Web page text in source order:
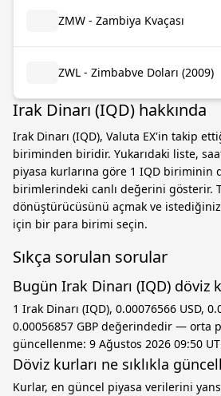
ZMW - Zambiya Kvaçası
ZWL - Zimbabve Doları (2009)
Irak Dinarı (IQD) hakkında
Irak Dinarı (IQD), Valuta EX'in takip
biriminden biridir. Yukarıdaki liste,
piyasa kurlarına göre 1 IQD biriminin
birimlerindeki canlı değerini gösterir.
dönüştürücüsünü açmak ve
için bir para birimi seçin.
Sıkça sorulan sorular
Bugün Irak Dinarı (IQD) döviz
1 Irak Dinarı (IQD), 0.00076566 USD,
0.00056857 GBP değerindedir — orta
güncellenme: 9 Ağustos 2026 09:50
Döviz kurları ne sıklıkla
Kurlar, en güncel piyasa verilerini